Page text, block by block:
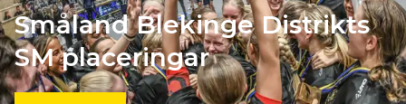
Småland Blekinge Distrikts
SM placeringar